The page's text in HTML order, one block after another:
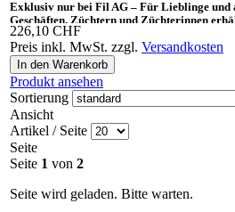
Exklusiv nur bei Fil AG – Für Lieblinge und
Geschäften, Züchtern und Züchterinnen
Ideal auch als «Gesundes Leckerli» und
226,10 CHF
Preis inkl. MwSt. zzgl. Versandkosten
Produkt ansehen
Sortierung
Ansicht
Artikel / Seite
Seite
Seite 1 von 2
Seite wird geladen. Bitte warten.